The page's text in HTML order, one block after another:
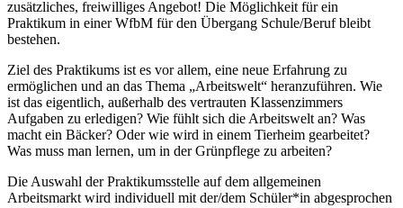
zusätzliches, freiwilliges Angebot! Die Möglichkeit für ein
Praktikum in einer WfbM für den Übergang Schule/Beruf bleibt
bestehen.
Ziel des Praktikums ist es vor allem, eine neue Erfahrung zu
ermöglichen und an das Thema „Arbeitswelt“ heranzuführen. Wie
ist das eigentlich, außerhalb des vertrauten Klassenzimmers
Aufgaben zu erledigen? Wie fühlt sich die Arbeitswelt an? Was
macht ein Bäcker? Oder wie wird in einem Tierheim gearbeitet?
Was muss man lernen, um in der Grünpflege zu arbeiten?
Die Auswahl der Praktikumsstelle auf dem allgemeinen
Arbeitsmarkt wird individuell mit der/dem Schüler*in abgesprochen